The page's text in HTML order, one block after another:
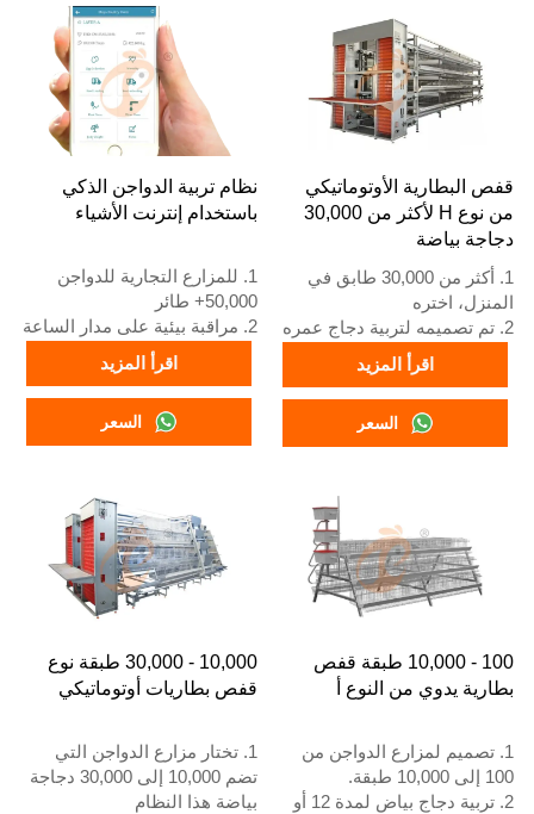
نظام تربية الدواجن الذكي
باستخدام إنترنت الأشياء
1. للمزارع التجارية للدواجن
50,000+ طائر
2. مراقبة بيئية على مدار الساعة
3. تحسن تحويل العلف بنسبة
4. زيادة إنتاج البيض بنسبة 10%
5. رقم الاستقبال / واتساب:
+8618830120193
اقرأ المزيد
السعر
قفص البطارية الأوتوماتيكي
من نوع H لأكثر من 30,000
دجاجة بياضة
1. أكثر من 30,000 طابق في
المنزل، اختره
2. تم تصميمه لتربية دجاج عمره
12 أو 16 أسبوعًا حتى يصبح
دجاجًا بالغًا لوضع البيض
3. عمره الافتراضي أكثر من 25
4. رقم الواتساب الخاص بنا
هو +8618830120193، +234
8111199996
اقرأ المزيد
السعر
10,000 - 30,000 طبقة نوع
قفص بطاريات أوتوماتيكي
1. تختار مزارع الدواجن التي
تضم 10,000 إلى 30,000 دجاجة
بياضة هذا النظام
100 - 10,000 طبقة قفص
بطارية يدوي من النوع أ
1. تصميم لمزارع الدواجن من
100 إلى 10,000 طبقة.
2. تربية دجاج بياض لمدة 12 أو